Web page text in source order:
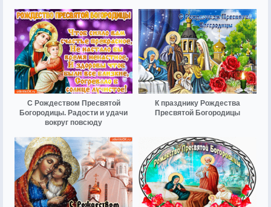
С Рождеством Пресвятой
Богородицы. Радости и удачи
вокруг повсюду
К празднику Рождества
Пресвятой Богородицы